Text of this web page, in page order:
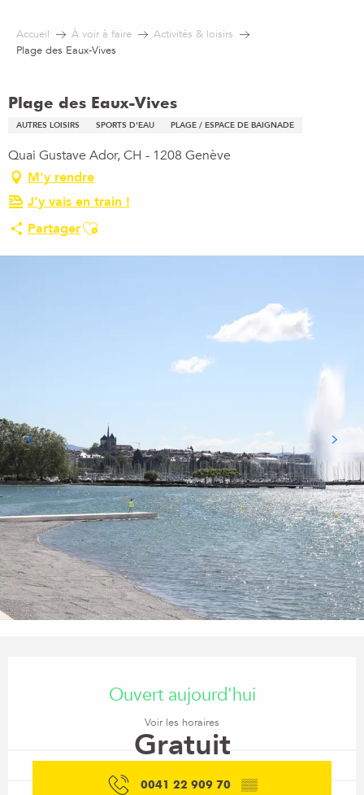
contenu
Accueil À voir à faire
Activités & loisirs
Plage des Eaux-Vives
Plage des Eaux-Vives
AUTRES LOISIRS SPORTS D'EAU PLAGE / ESPACE DE BAIGNADE
Quai Gustave Ador, CH - 1208 Genève
M'y rendre
J'y vais en train !
PartagerAjouter aux favoris
Ouvert aujourd'hui
Voir les horaires
Gratuit
0041 22 909 70 ▒▒